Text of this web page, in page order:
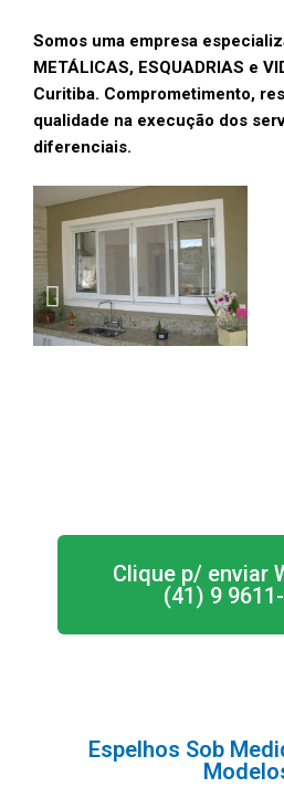
Somos uma empresa
METÁLICAS, ESQUADRIAS e
Curitiba. Comprometimento,
qualidade na execução dos
diferenciais.
Clique p/ enviar
(41) 9
Espelhos Sob